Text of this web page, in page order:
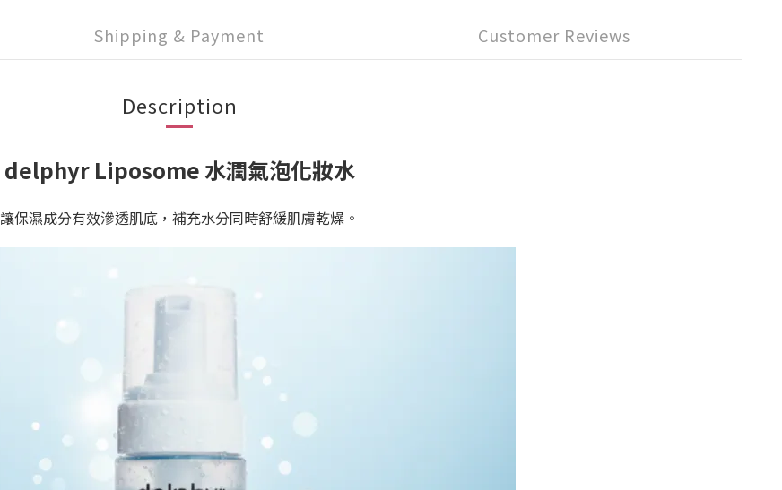
Shipping & Payment Customer Reviews
Description
delphyr Liposome 水潤氣泡化妝水
讓保濕成分有效滲透肌底，補充水分同時舒緩肌膚乾燥。